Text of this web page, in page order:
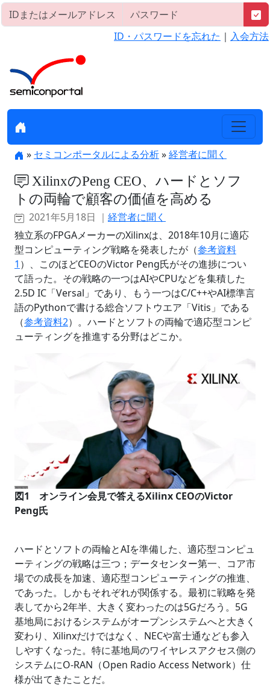
ID・パスワードを忘れた ｜ 入会方法
» セミコンポータルによる分析»経営者に聞く
XilinxのPeng CEO、ハードとソフ
トの両輪で顧客の価値を高める
2021年5月18日 ｜ 経営者に聞く
独立系のFPGAメーカーのXilinxは、2018年10月に適応
型コンピューティング戦略を発表したが（参考資料
1 ）、このほどCEOのVictor Peng氏がその進捗につい
て語った。その戦略の一つはAIやCPUなどを集積した
2.5D IC「Versal」であり、もう一つはC/C++やAI標準言
語のPythonで書ける総合ソフトウエア「Vitis」である
（参考資料2）。ハードとソフトの両輪で適応型コンピ
ューティングを推進する分野はどこか。
図1 オンライン会見で答えるXilinx CEOのVictor
Peng氏
ハードとソフトの両輪とAIを準備した、適応型コンピュ
ーティングの戦略は三つ；データセンター第一、コア市
場での成長を加速、適応型コンピューティングの推進、
であった。しかもそれぞれが関係する。最初に戦略を発
表してから2年半、大きく変わったのは5Gだろう。5G
基地局におけるシステムがオープンシステムへと大きく
変わり、Xilinxだけではなく、NECや富士通なども参入
しやすくなった。特に基地局のワイヤレスアクセス側の
システムにO-RAN（Open Radio Access Network）仕
様が出てきたことだ。